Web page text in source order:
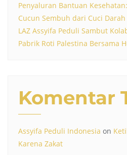
Penyaluran Bantuan
Cucun Sembuh dari Cuci Darah
LAZ Assyifa Peduli Sambut
Pabrik Roti Palestina Bersama
Komentar
Assyifa Peduli Indonesia on
Karena Zakat